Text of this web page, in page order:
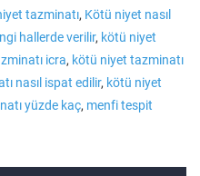
tazminatı, Kötü niyet nasıl
hallerde verilir, kötü niyet
icra, kötü niyet tazminatı
nasıl ispat edilir, kötü niyet
yüzde kaç, menfi tespit